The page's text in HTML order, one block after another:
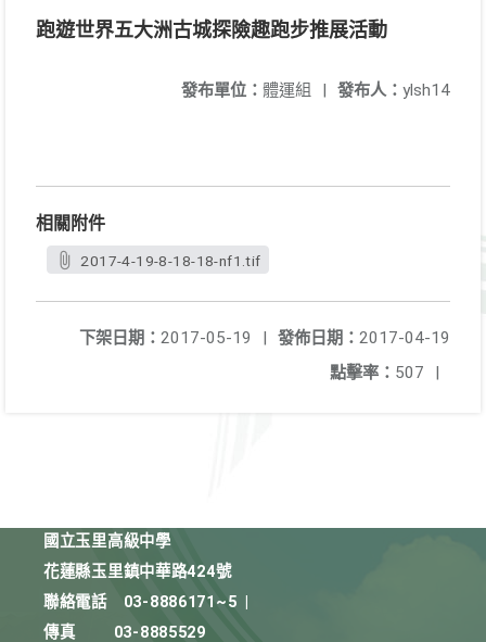
跑遊世界五大洲古城探險趣跑步推展活動
發布人： ylsh14
發布單位： 體運組 |
相關附件
2017-4-19-8-18-18-nf1.tif
發佈日期： 2017-04-19
下架日期： 2017-05-19
|
點擊率： 507 |
國立玉里高級中學
花蓮縣玉里鎮中華路424號
聯絡電話
03-8886171~5
傳真
03-8885529